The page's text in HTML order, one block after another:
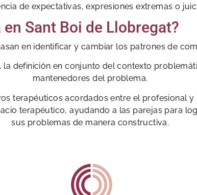
de expectativas, expresiones extremas o
Sant Boi de Llobregat?
en identificar y cambiar los patrones de
definición en conjunto del contexto
mantenedores del problema.
terapéuticos acordados entre el profesional
terapéutico, ayudando a las parejas para
sus problemas de manera constructiva.